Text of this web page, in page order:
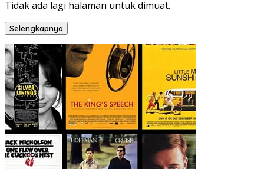
Tidak ada lagi halaman untuk dimuat.
Selengkapnya